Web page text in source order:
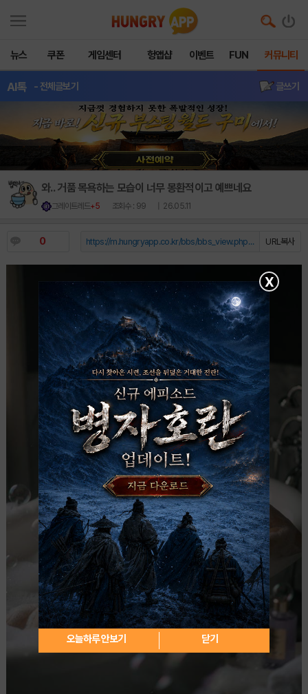
뉴스 쿠폰 게임센터 헝앱샵 이벤트 FUN 커뮤니티
AI톡 - 전체글보기 글쓰기
와.. 거품 목욕하는 모습이 너무 몽환적이고 예쁘네요
그레이트레드+5 조회수 : 99 | 26.05.11
0 URL복사
https://m.hungryapp.co.kr/bbs/bbs_view.php?durl=Y...
X
오늘하루 안보기 닫기